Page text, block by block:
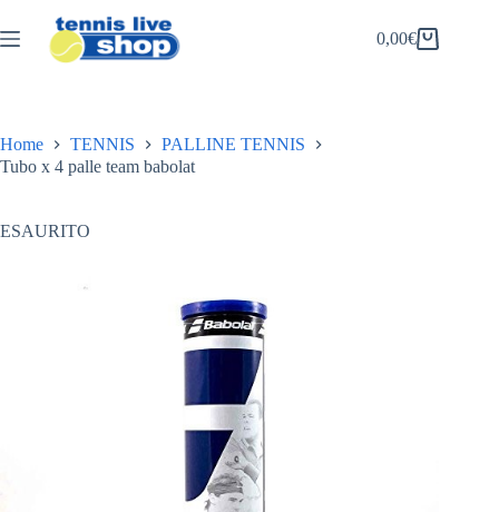
al
contenuto
Carrello
0,00€
Home TENNIS
PALLINE TENNIS
Tubo x 4 palle team babolat
ESAURITO